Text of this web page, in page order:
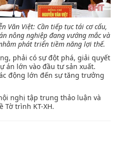
Văn Việt: Cần tiếp tục tái cơ cấu,
nông nghiệp đang vướng mắc và
phát triển tiềm năng lợi thế.
phải có sự đột phá, giải quyết
án lớn vào đầu tư sản xuất.
động lớn đến sự tăng trưởng
nghị tập trung thảo luận và
Tờ trình KT-XH.